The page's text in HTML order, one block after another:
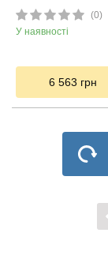
(0)
У наявності
6 563 грн